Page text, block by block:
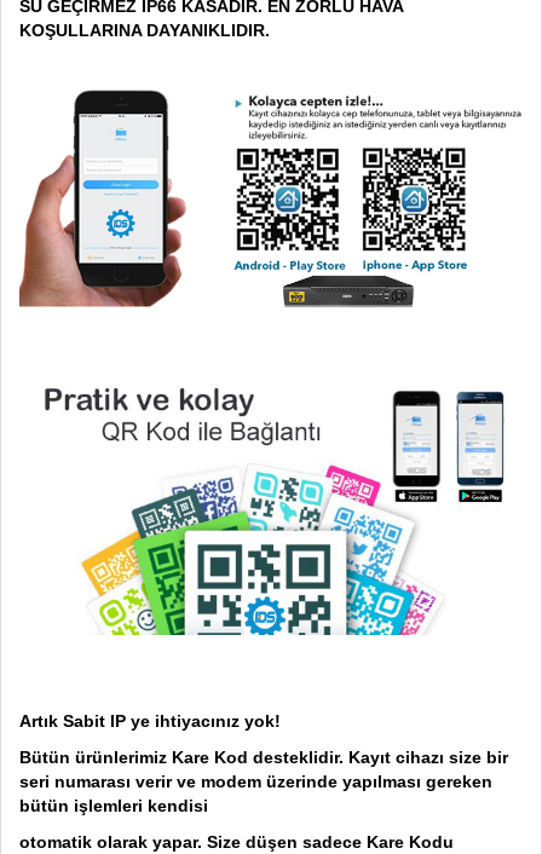
SU GEÇİRMEZ IP66 KASADIR. EN ZORLU HAVA
KOŞULLARINA DAYANIKLIDIR.
Artık Sabit IP ye ihtiyacınız yok!
Bütün ürünlerimiz Kare Kod desteklidir. Kayıt cihazı size bir
seri numarası verir ve modem üzerinde yapılması gereken
bütün işlemleri kendisi
otomatik olarak yapar. Size düşen sadece Kare Kodu